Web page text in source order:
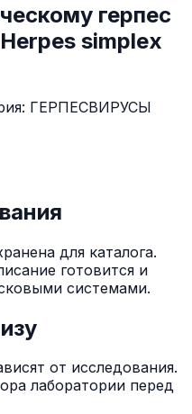
герпес
simplex
ГЕРПЕСВИРУСЫ
для каталога.
готовится и
системами.
от исследования.
лаборатории перед